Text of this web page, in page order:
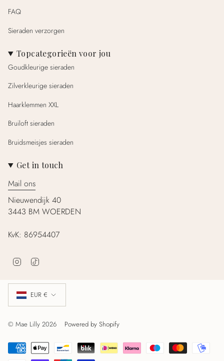
FAQ
Sieraden verzorgen
Topcategorieën voor jou
Goudkleurige sieraden
Zilverkleurige sieraden
Haarklemmen XXL
Bruiloft sieraden
Bruidsmeisjes sieraden
Get in touch
Mail ons
Nieuwendijk 40
3443 BM WOERDEN
KvK: 86954407
t
a
m
T
o
Valuta
EUR €
© Mae Lilly 2026 Powered by Shopify